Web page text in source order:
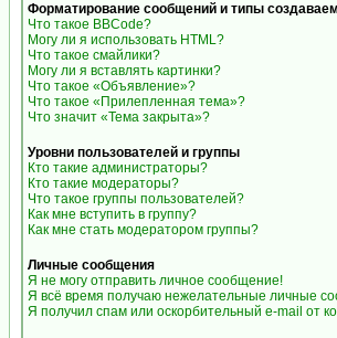
Форматирование сообщений и типы
Что такое BBCode?
Могу ли я использовать HTML?
Что такое смайлики?
Могу ли я вставлять картинки?
Что такое «Объявление»?
Что такое «Прилепленная тема»?
Что значит «Тема закрыта»?
Уровни пользователей и группы
Кто такие администраторы?
Кто такие модераторы?
Что такое группы пользователей?
Как мне вступить в группу?
Как мне стать модератором группы?
Личные сообщения
Я не могу отправить личное сообщение!
Я всё время получаю нежелательные личные
Я получил спам или оскорбительный e-mail от